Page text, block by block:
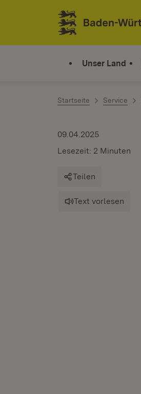
Zum Inhalt springen
Link zur Startseite
Unser Land
Startseite Service
09.04.2025
Lesezeit: 2 Minuten
Teilen
Text vorlesen